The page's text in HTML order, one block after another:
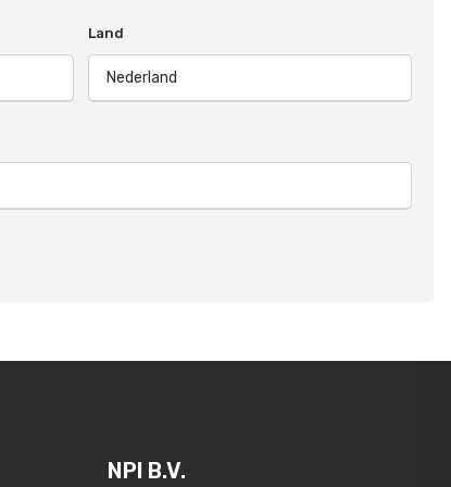
Land
NPI B.V.